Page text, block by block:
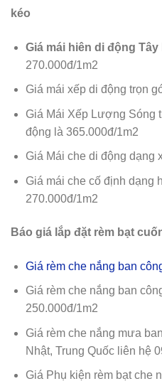
kéo
Giá mái hiên di động Tây
270.000đ/1m2
Giá mái xếp di động trọn
Giá Mái Xếp Lượng Sóng
động là 365.000đ/1m2
Giá Mái che di động dạng
Giá mái che cố định dạng
270.000đ/1m2
Báo giá lắp đặt rèm bạt
Giá rèm che nắng ban
Giá rèm che nắng ban
250.000đ/1m2
Giá rèm che nắng mưa
Nhật, Trung Quốc liên hệ
Giá Phụ kiện rèm bạt che